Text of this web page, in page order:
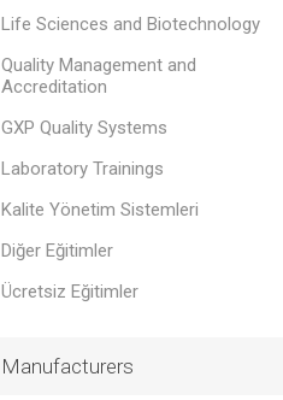
Life Sciences and Biotechnology
Quality Management and
Accreditation
GXP Quality Systems
Laboratory Trainings
Kalite Yönetim Sistemleri
Diğer Eğitimler
Ücretsiz Eğitimler
Manufacturers